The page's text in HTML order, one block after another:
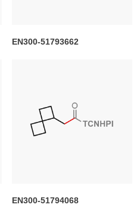
EN300-51793662
EN300-51794068